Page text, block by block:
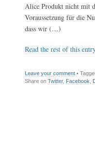
Alice Produkt nicht mit
Voraussetzung für die
dass wir (…)
Read the rest of this
Leave your comment •
Share on Twitter, Facebook